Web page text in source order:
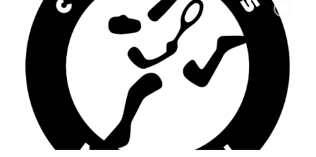
RESERVA
TENNIS
PÀDEL
ACTIVITATS
CONTACTE